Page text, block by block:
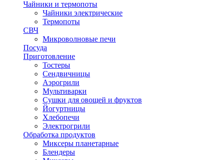
Чайники и термопоты
Чайники электрические
Термопоты
СВЧ
Микроволновые печи
Посуда
Приготовление
Тостеры
Сендвичницы
Аэрогрили
Мультиварки
Сушки для овощей и фруктов
Йогуртницы
Хлебопечи
Электрогрили
Обработка продуктов
Миксеры планетарные
Блендеры